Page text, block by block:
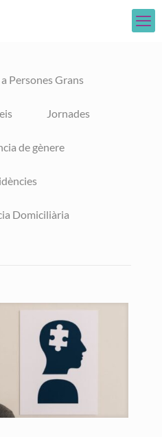
Persones Grans
Jornades
de gènere
Domiciliària